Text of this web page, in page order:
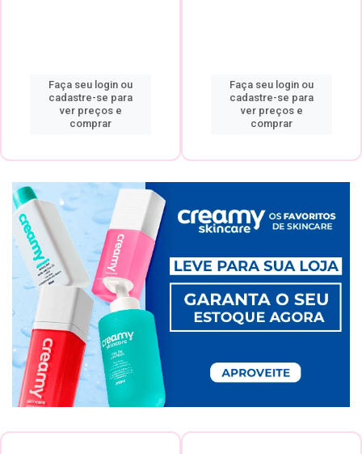
Faça seu login ou
cadastre-se para
ver preços e
comprar
Faça seu login ou
cadastre-se para
ver preços e
comprar